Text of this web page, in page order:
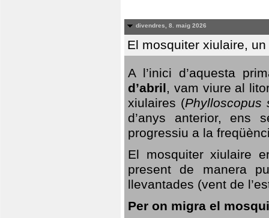
divendres, 8. maig 2026
El mosquiter xiulaire,
A l’inici d’aquesta
d’abril, vam viure al
xiulaires (Phylloscopus
d’anys anterior, ens
progressiu a la
El mosquiter xiulaire
present de manera
llevantades (vent de
Per on migra el